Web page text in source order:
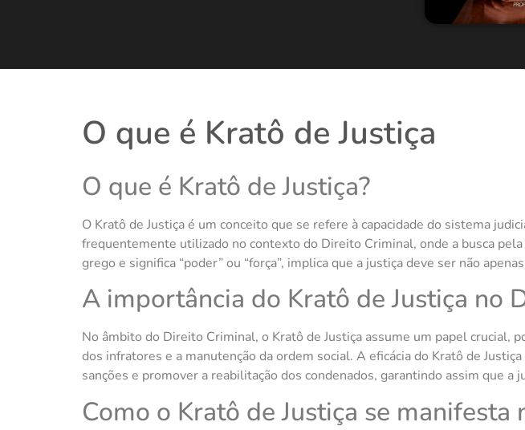
O que é Kratô de Justiça
O que é Kratô de Justiça?
O Kratô de Justiça é um conceito que se refere à capacidade do sistema
frequentemente utilizado no contexto do Direito Criminal, onde a busca
grego e significa “poder” ou “força”, implica que a justiça deve ser não
A importância do Kratô de Justiça no
No âmbito do Direito Criminal, o Kratô de Justiça assume um papel crucial,
dos infratores e a manutenção da ordem social. A eficácia do Kratô de
sanções e promover a reabilitação dos condenados, garantindo assim que a
Como o Kratô de Justiça se manifesta